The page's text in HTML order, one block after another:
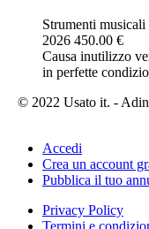
Strumenti musicali
2026 450.00 €
Causa inutilizzo
in perfette
© 2022 Usato it. -
Accedi
Crea un account
Pubblica il tuo
Privacy Policy
Termini e